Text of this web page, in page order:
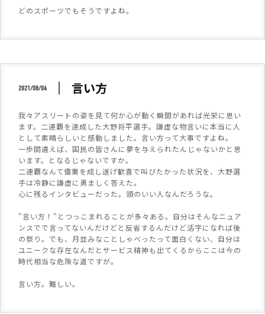
どのスポーツでもそうですよね。
2021/08/04 言い方
我々アスリートの姿を見て何か心が動く瞬間があれば光栄に思い
ます。二連覇を達成した大野将平選手。謙虚な物言いに本当に人
として素晴らしいと感動しました。言い方って大事ですよね。
一歩間違えば、国民の皆さんに夢を与えられたんじゃないかと思
います。となるじゃないですか。
二連覇なんて偉業を成し遂げ歓喜で叫びたかった状況を、大野選
手は冷静に謙虚に勇ましく答えた。
心に残るインタビューだった。頭のいい人なんだろうな。
"言い方！"とつっこまれることが多々ある。自分はそんなニュア
ンスでで言ってないんだけどと反省するんだけど活字になれば後
の祭り。でも、月並みなことしゃべったって面白くない、自分は
ユニークな存在なんだとサービス精神も出てくるからここは今の
時代相当な危険な道ですが。
言い方。難しい。